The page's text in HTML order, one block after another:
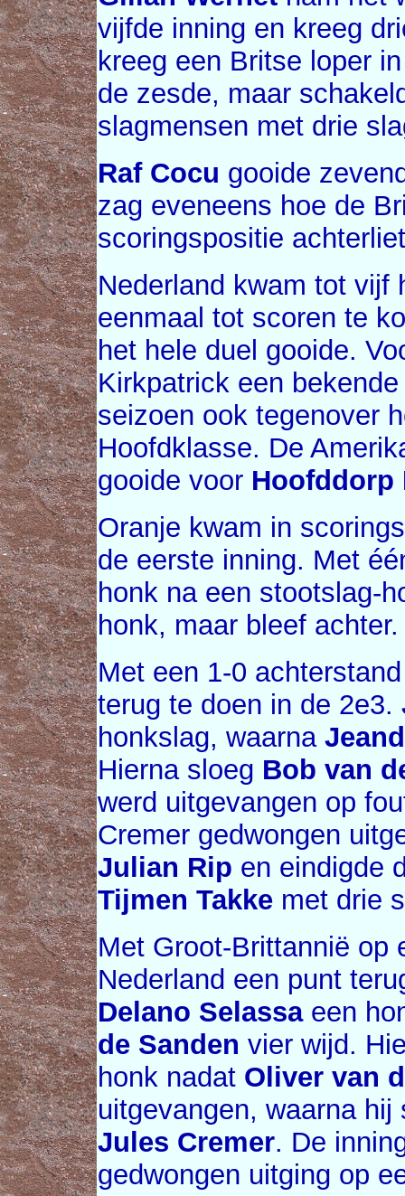
vijfde inning en kreeg
kreeg een Britse loper
de zesde, maar
slagmensen met drie
Raf Cocu gooide
zag eveneens hoe de
scoringspositie
Nederland kwam tot vijf
eenmaal tot scoren te
het hele duel gooide.
Kirkpatrick een
seizoen ook tegenover
Hoofdklasse. De
gooide voor Hoofddorp
Oranje kwam in
de eerste inning. Met
honk na een stootslag-
honk, maar bleef achter.
Met een 1-0
terug te doen in de 2e3.
honkslag, waarna
Hierna sloeg Bob van
werd uitgevangen op
Cremer gedwongen
Julian Rip en eindigde
Tijmen Takkemet drie
Met Groot-Brittannië op
Nederland een punt
Delano Selassaeen
de Sanden vier wijd.
honk nadat Oliver van
uitgevangen, waarna
Jules Cremer. De
gedwongen uitging op